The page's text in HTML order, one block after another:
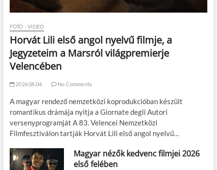
FOTÓ - VIDEÓ
Horvát Lili első angol nyelvű filmje, a
Jegyzeteim a Marsról világpremierje
Velencében
2026.08.04. No Comments
A magyar rendező nemzetközi koprodukcióban készült
romantikus drámája nyitja a Giornate degli Autori
versenyprogramját A 83. Velencei Nemzetközi
Filmfesztiválon tartják Horvát Lili első angol nyelvű…
Magyar nézők kedvenc filmjei 2026
első felében